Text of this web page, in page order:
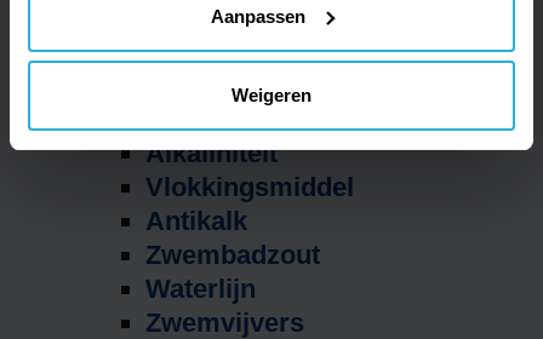
Aanpassen
Weigeren
Onderhoudsproducten
Zwembadchloor
Alkaliniteit
Vlokkingsmiddel
Antikalk
Zwembadzout
Waterlijn
Zwemvijvers